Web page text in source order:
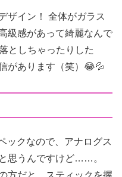
ザイン！ 全体がガラス
級感があって綺麗なんで
としちゃったりした
があります（笑）😂💦
ックなので、アナログス
思うんですけど……。
方だと、スティックを握